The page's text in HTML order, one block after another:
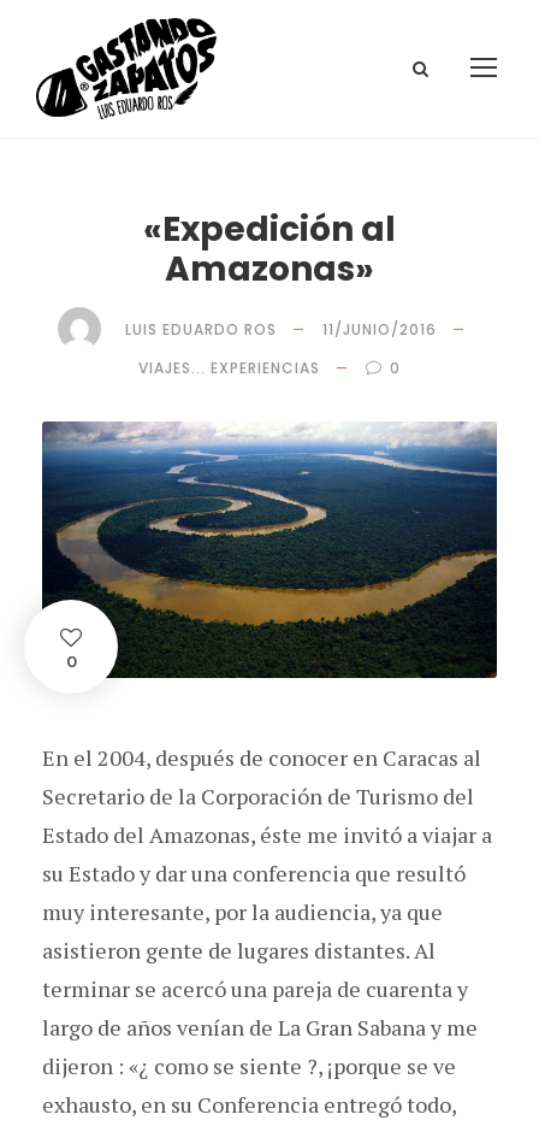
«Expedición al
Amazonas»
LUIS EDUARDO ROS
11/JUNIO/2016
VIAJES... EXPERIENCIAS
0
0
En el 2004, después de conocer en Caracas al
Secretario de la Corporación de Turismo del
Estado del Amazonas, éste me invitó a viajar a
su Estado y dar una conferencia que resultó
muy interesante, por la audiencia, ya que
asistieron gente de lugares distantes. Al
terminar se acercó una pareja de cuarenta y
largo de años venían de La Gran Sabana y me
dijeron : «¿ como se siente ?, ¡porque se ve
exhausto, en su Conferencia entregó todo,